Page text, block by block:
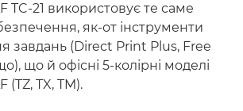
TC-21 використовує те саме
як-от інструменти
завдань (Direct Print Plus, Free
що й офісні 5-колірні моделі
(TZ, TX, TM).